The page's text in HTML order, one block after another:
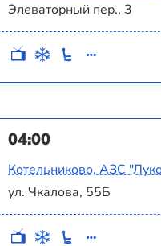
Элеваторный пер., 3
04:00
Котельниково, АЗС
ул. Чкалова, 55Б